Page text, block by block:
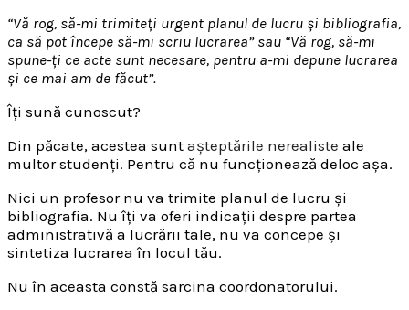
“Vă rog, să-mi trimiteți urgent planul de lucru și bibliografia,
ca să pot începe să-mi scriu lucrarea” sau “Vă rog, să-mi
spune-ți ce acte sunt necesare, pentru a-mi depune lucrarea
și ce mai am de făcut”.
Îți sună cunoscut?
Din păcate, acestea sunt așteptările nerealiste ale
multor studenți. Pentru că nu funcționează deloc așa.
Nici un profesor nu va trimite planul de lucru și
bibliografia. Nu îți va oferi indicații despre partea
administrativă a lucrării tale, nu va concepe și
sintetiza lucrarea în locul tău.
Nu în aceasta constă sarcina coordonatorului.